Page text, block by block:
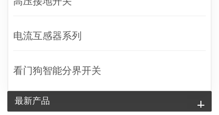
电流互感器系列
看门狗智能分界开关
最新产品